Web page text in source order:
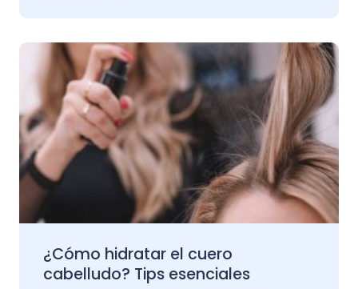
¿Cómo hidratar el cuero
cabelludo? Tips esenciales